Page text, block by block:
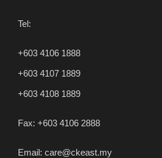
Tel:
+603 4106 1888
+603 4107 1889
+603 4108 1889
Fax: +603 4106 2888
Email: care@ckeast.my